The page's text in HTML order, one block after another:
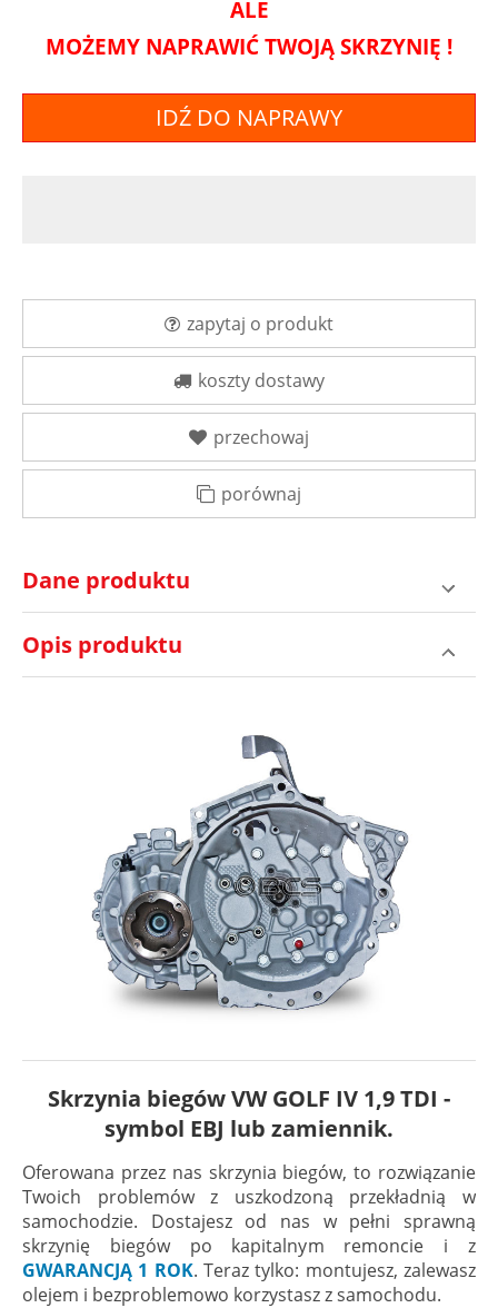
ALE
MOŻEMY NAPRAWIĆ TWOJĄ SKRZYNIĘ !
IDŹ DO NAPRAWY
zapytaj o produkt
koszty dostawy
przechowaj
porównaj
Dane produktu
Opis produktu
Skrzynia biegów VW GOLF IV 1,9 TDI -
symbol EBJ lub zamiennik.
Oferowana przez nas skrzynia biegów, to rozwiązanie
Twoich problemów z uszkodzoną przekładnią w
samochodzie. Dostajesz od nas w pełni sprawną
skrzynię biegów po kapitalnym remoncie i z
GWARANCJĄ 1 ROK. Teraz tylko: montujesz, zalewasz
olejem i bezproblemowo korzystasz z samochodu.